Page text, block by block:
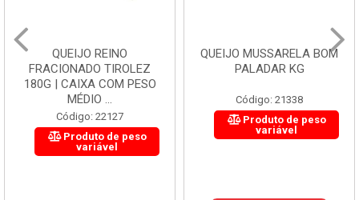
QUEIJO REINO
FRACIONADO TIROLEZ
180G | CAIXA COM PESO
MÉDIO ...
Código: 22127
Produto de peso
variável
QUEIJO MUSSARELA BOM
PALADAR KG
Código: 21338
Produto de peso
variável